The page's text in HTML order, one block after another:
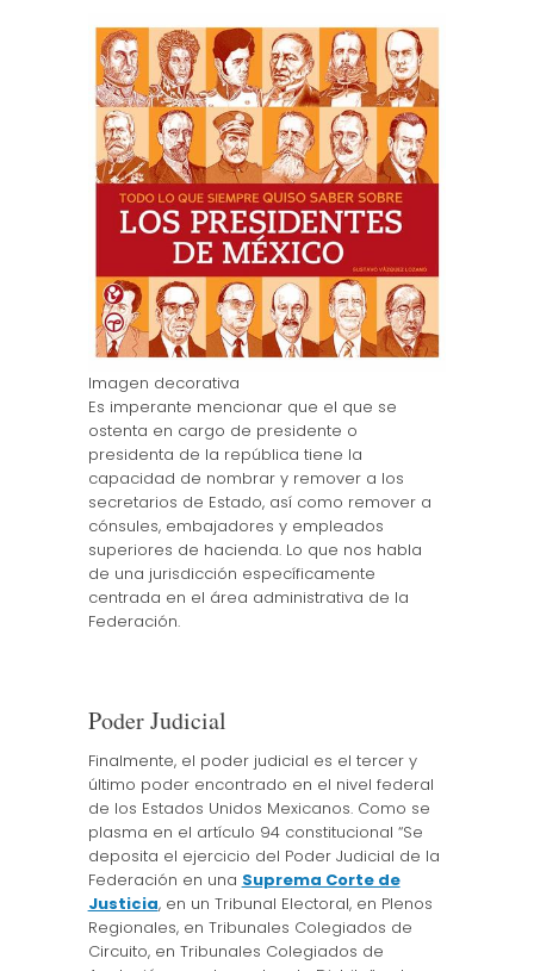
Imagen decorativa
Es imperante mencionar que el que se
ostenta en cargo de presidente o
presidenta de la república tiene la
capacidad de nombrar y remover a los
secretarios de Estado, así como remover a
cónsules, embajadores y empleados
superiores de hacienda. Lo que nos habla
de una jurisdicción específicamente
centrada en el área administrativa de la
Federación.
Poder Judicial
Finalmente, el poder judicial es el tercer y
último poder encontrado en el nivel federal
de los Estados Unidos Mexicanos. Como se
plasma en el artículo 94 constitucional “Se
deposita el ejercicio del Poder Judicial de la
Federación en una Suprema Corte de
Justicia, en un Tribunal Electoral, en Plenos
Regionales, en Tribunales Colegiados de
Circuito, en Tribunales Colegiados de